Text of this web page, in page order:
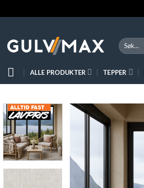
content
Søk
etter:
ALLE PRODUKTER TEPPER